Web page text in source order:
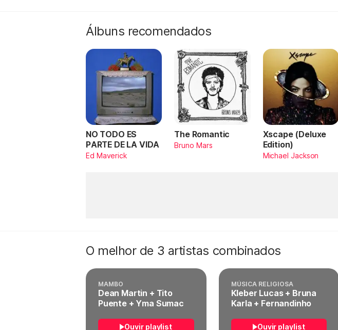
Álbuns recomendados
NO TODO ES
PARTE DE LA VIDA
Ed Maverick
The Romantic
Bruno Mars
Xscape (Deluxe
Edition)
Michael Jackson
O melhor de 3 artistas combinados
MAMBO
Dean Martin + Tito
Puente + Yma Sumac
Ouvir playlist
MÚSICA RELIGIOSA
Kleber Lucas + Bruna
Karla + Fernandinho
Ouvir playlist